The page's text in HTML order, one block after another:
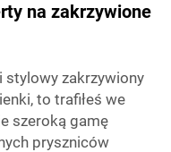
na zakrzywione
stylowy zakrzywiony
to trafiłeś we
szeroką gamę
pryszniców